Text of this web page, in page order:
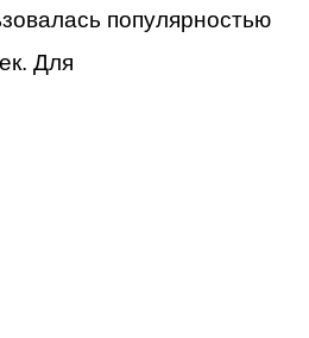
популярностью
Для